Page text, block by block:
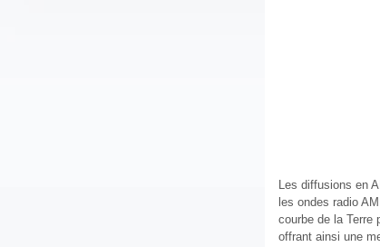
Les diffusions en
les ondes radio
courbe de la Terre
offrant ainsi une